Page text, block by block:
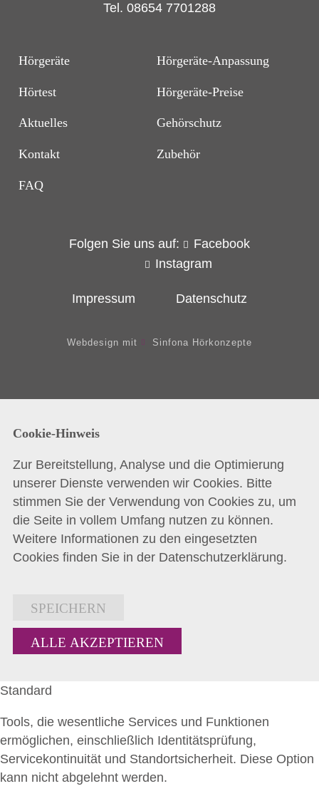
Tel. 08654 7701288
Hörgeräte
Hörtest
Aktuelles
Kontakt
FAQ
Hörgeräte-Anpassung
Hörgeräte-Preise
Gehörschutz
Zubehör
Impressum Datenschutz
Folgen Sie uns auf:
Facebook
Instagram
Webdesign mit Sinfona Hörkonzepte
Cookie-Hinweis
Zur Bereitstellung, Analyse und die Optimierung
unserer Dienste verwenden wir Cookies. Bitte
stimmen Sie der Verwendung von Cookies zu, um
die Seite in vollem Umfang nutzen zu können.
Weitere Informationen zu den eingesetzten
Cookies finden Sie in der Datenschutzerklärung.
SPEICHERN
ALLE AKZEPTIEREN
Standard
Tools, die wesentliche Services und Funktionen
ermöglichen, einschließlich Identitätsprüfung,
Servicekontinuität und Standortsicherheit. Diese Option
kann nicht abgelehnt werden.